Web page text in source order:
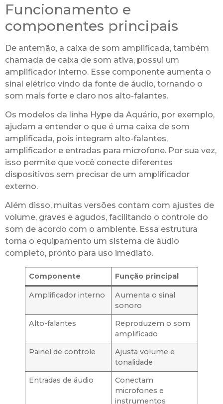
Funcionamento e
componentes principais
De antemão, a caixa de som amplificada, também
chamada de caixa de som ativa, possui um
amplificador interno. Esse componente aumenta o
sinal elétrico vindo da fonte de áudio, tornando o
som mais forte e claro nos alto-falantes.
Os modelos da linha Hype da Aquário, por exemplo,
ajudam a entender o que é uma caixa de som
amplificada, pois integram alto-falantes,
amplificador e entradas para microfone. Por sua vez,
isso permite que você conecte diferentes
dispositivos sem precisar de um amplificador
externo.
Além disso, muitas versões contam com ajustes de
volume, graves e agudos, facilitando o controle do
som de acordo com o ambiente. Essa estrutura
torna o equipamento um sistema de áudio
completo, pronto para uso imediato.
Componente Função principal
Amplificador interno
Aumenta o sinal
sonoro
Alto-falantes
Reproduzem o som
amplificado
Painel de controle
Ajusta volume e
tonalidade
Entradas de áudio
Conectam
microfones e
instrumentos